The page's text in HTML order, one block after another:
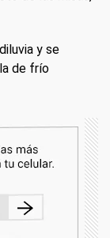
y se
de frío